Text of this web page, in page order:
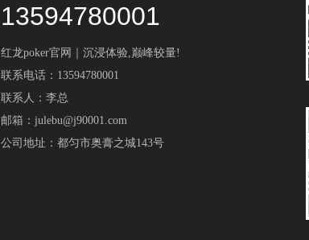
13594780001
红龙poker官网｜沉浸体验,巅峰较量!
联系电话：13594780001
联系人：李总
邮箱：julebu@j90001.com
公司地址：都匀市奥膏之城143号